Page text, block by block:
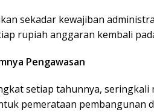
sekadar kewajiban
rupiah anggaran kembali
Pengawasan
setiap tahunnya,
pemerataan pembangunan